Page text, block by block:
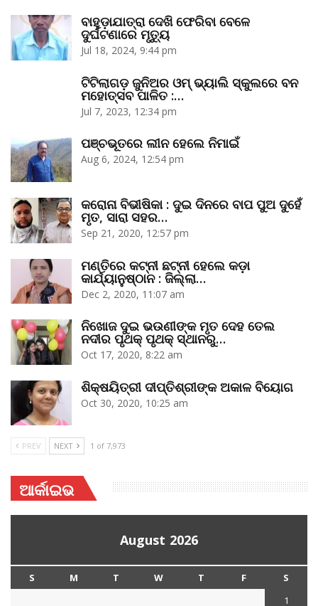
ବାହୁଡ଼ାଯାତ୍ରା ଦେଖି ଫେରିବା ବେଳେ
ଦୁର୍ଘଟଣାରେ ମୃତ୍ୟୁ
Jul 18, 2024, 9:44 pm
ଟିଟିଲାଗଡ଼ ଜୁନିଅର ଓମ୍‌ ଭ୍ୟାଲି ସ୍କୁଲରେ ବନ
ମହୋତ୍ସବ ପାଳିତ :…
Jul 7, 2023, 12:34 pm
ପଞ୍ଚଭୂତରେ ଲୀନ ହେଲେ ନିମାଇଁ
Aug 6, 2024, 12:54 pm
କରୋନା ବିଭୀଷିକା : ଦୁଇ ଦିନରେ ବାପ ପୁଅ ଦୁହେଁ
ମୃତ, ସାରା ସହର…
Sep 21, 2020, 12:57 pm
ମଣ୍ତିରେ କଟ୍‌ନୀ ଛଟ୍‌ନୀ ହେଲେ କଡ଼ା
କାର୍ଯ୍ୟାନୁଷ୍ଠାନ : ଜିଲ୍ଲା…
Dec 2, 2020, 11:07 am
ନିଖୋଜ ଦୁଇ ଭଉଣୀଙ୍କ ମୃତ ଦେହ ତେଲ
ନଦୀର ପୃଥକ୍‌ ପୃଥକ୍‌ ସ୍ଥାନରୁ…
Oct 17, 2020, 8:22 am
ଶିକ୍ଷୟିତ୍ରୀ ଦୀପ୍ତିଶ୍ରୀଙ୍କ ଅକାଳ ବିୟୋଗ
Oct 30, 2020, 10:25 am
PREV NEXT 1 of 7,973
ଆର୍କାଇଭ
August 2026
S M T W T F
S
1